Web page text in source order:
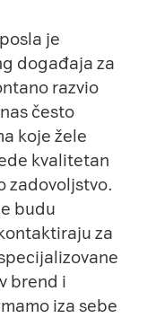
je
događaja za
razvio
često
koje žele
kvalitetan
zadovoljstvo.
budu
za
brend i
iza sebe